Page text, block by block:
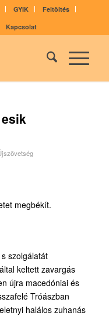
GYIK
Feltöltés
Kapcsolat
meg­békít.
szolgá­latát
keltett zavargás
újra macedóniai és
Tróászban
halálos zuhanás